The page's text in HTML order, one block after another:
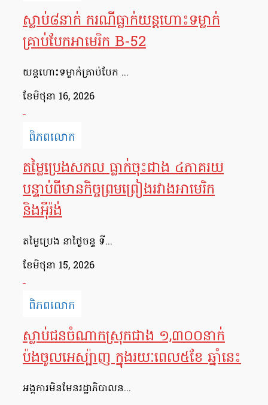
ស្លាប់៨នាក់ ករណីធ្លាក់យន្តហោះទម្លាក់
គ្រាប់បែកអាមេរិក B-52
យន្តហោះទម្លាក់គ្រាប់បែក ...
ខែ​មិថុនា 16, 2026
ពិភពលោក
តម្លៃប្រេងសកល ធ្លាក់ចុះជាង ៤ភាគរយ
បន្ទាប់ពីមានកិច្ចព្រមព្រៀងរវាងអាមេរិក
និងអ៉ីរ៉ង់
តម្លៃប្រេង នាថ្ងៃចន្ទ ទី...
ខែ​មិថុនា 15, 2026
ពិភពលោក
ស្លាប់ជនចំណាកស្រុកជាង ១,៣០០នាក់
ប៉ងចូលអេស្ប៉ាញ ក្នុងរយៈពេល៥ខែ ឆ្នាំនេះ
អង្គការមិនមែនរដ្ឋាភិបាលន...